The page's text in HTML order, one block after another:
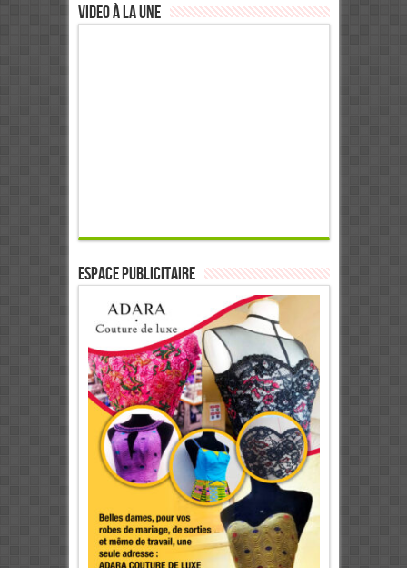
Video à la Une
ESPACE PUBLICITAIRE